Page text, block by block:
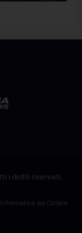
Informativa sui Cookie